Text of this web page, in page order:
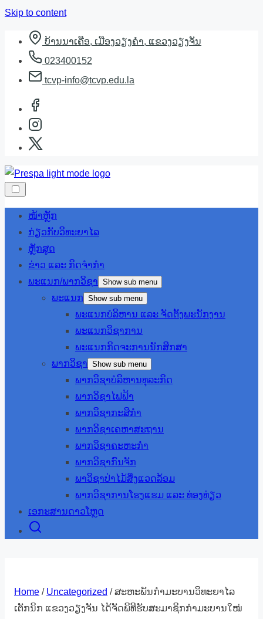
Skip to content
ບ້ານນາເຄືອ, ເມືອງວຽງຄຳ, ແຂວງວຽງຈັນ
023400152
tcvp-info@tcvp.edu.la
ໜ້າຫຼັກ
ກ່ຽວກັບວິທະຍາໄລ
ຫຼັກສູດ
ຂ່າວ ແລະ ກິດຈຳກຳ
ພະແນກ/ພາກວິຊາ Show sub menu
ພະແນກ Show sub menu
ພະແນກບໍລິຫານ ແລະ ຈັດຕັ້ງພະນັກງານ
ພະແນກວິຊາການ
ພະແນກກິດຈະການນັກສຶກສາ
ພາກວິຊາ Show sub menu
ພາກວິຊາບໍລິຫານທຸລະກິດ
ພາກວິຊາໄຟຟ້າ
ພາກວິຊາກະສິກຳ
ພາກວິຊາເຄຫາສະຖານ
ພາກວິຊາຄະຫະກຳ
ພາກວິຊາກົນຈັກ
ພາວິຊາປ່າໄມ້ສິ່ງແວດລ້ອມ
ພາກວິຊາການໂຮງແຮມ ແລະ ທ່ອງທ່ຽວ
ເອກະສານດາວໂຫຼດ
Home / Uncategorized / ສະຫະພັນກຳມະບານວິທະຍາໄລ
ເຕັກນິກ ແຂວງວຽງຈັນ ໄດ້ຈັດພິທີຮັບສະມາຊິກກຳມະບານໃໝ່